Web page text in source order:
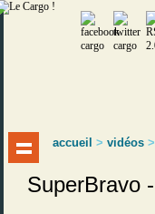
accueil >vidéos
SuperBravo